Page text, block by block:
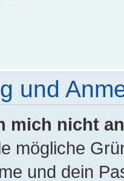
und
mich nicht
mögliche
und dein